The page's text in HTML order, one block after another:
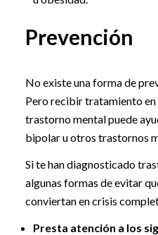
Prevención
No existe una forma de
Pero recibir tratamiento en
trastorno mental puede
bipolar u otros trastornos
Si te han diagnosticado
algunas formas de evitar
conviertan en crisis
Presta atención a los